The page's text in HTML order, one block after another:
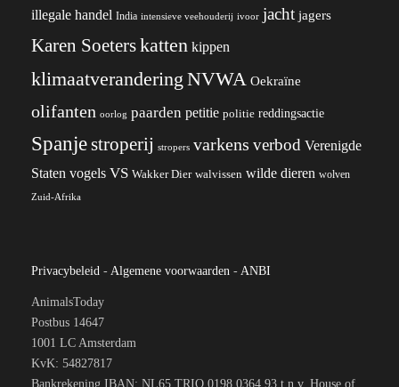
illegale handel India intensieve veehouderij ivoor jacht jagers
Karen Soeterskatten kippen
klimaatverandering NVWA Oekraïne
olifanten oorlog paarden petitie politie reddingsactie
Spanjestroperij stropers varkens verbod Verenigde
Staten vogels VS Wakker Dier walvissen wilde dieren wolven
Zuid-Afrika
Privacybeleid - Algemene voorwaarden - ANBI
AnimalsToday
Postbus 14647
1001 LC Amsterdam
KvK: 54827817
Bankrekening IBAN: NL65 TRIO 0198 0364 93 t.n.v. House of